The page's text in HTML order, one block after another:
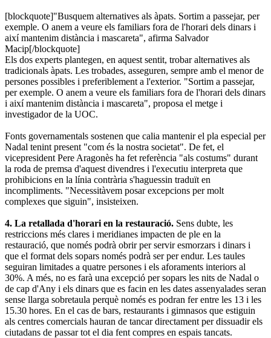
[blockquote]"Busquem alternatives als àpats. Sortim a passejar, per
exemple. O anem a veure els familiars fora de l'horari dels dinars i
així mantenim distància i mascareta", afirma Salvador
Macip[/blockquote]
Els dos experts plantegen, en aquest sentit, trobar alternatives als
tradicionals àpats. Les trobades, asseguren, sempre amb el menor de
persones possibles i preferiblement a l'exterior. "Sortim a passejar,
per exemple. O anem a veure els familiars fora de l'horari dels dinars
i així mantenim distància i mascareta", proposa el metge i
investigador de la UOC.
Fonts governamentals sostenen que calia mantenir el pla especial per
Nadal tenint present "com és la nostra societat". De fet, el
vicepresident Pere Aragonès ha fet referència "als costums" durant
la roda de premsa d'aquest divendres i l'executiu interpreta que
prohibicions en la línia contrària s'haguessin traduït en
incompliments. "Necessitàvem posar excepcions per molt
complexes que siguin", insisteixen.
4. La retallada d'horari en la restauració. Sens dubte, les
restriccions més clares i meridianes impacten de ple en la
restauració, que només podrà obrir per servir esmorzars i dinars i
que el format dels sopars només podrà ser per endur. Les taules
seguiran limitades a quatre persones i els aforaments interiors al
30%. A més, no es farà una excepció per sopars les nits de Nadal o
de cap d'Any i els dinars que es facin en les dates assenyalades seran
sense llarga sobretaula perquè només es podran fer entre les 13 i les
15.30 hores. En el cas de bars, restaurants i gimnasos que estiguin
als centres comercials hauran de tancar directament per dissuadir els
ciutadans de passar tot el dia fent compres en espais tancats.